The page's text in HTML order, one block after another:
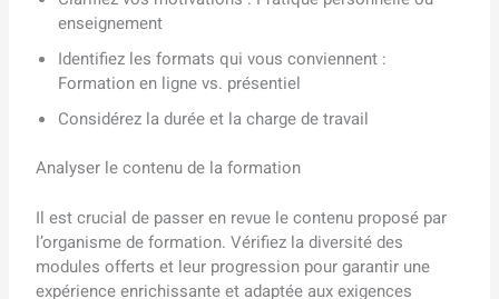
enseignement
Identifiez les formats qui vous conviennent :
Formation en ligne vs. présentiel
Considérez la durée et la charge de travail
Analyser le contenu de la formation
Il est crucial de passer en revue le contenu proposé par
l’organisme de formation. Vérifiez la diversité des
modules offerts et leur progression pour garantir une
expérience enrichissante et adaptée aux exigences